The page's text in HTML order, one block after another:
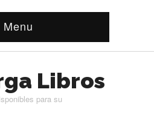
Menu
Libros
para su